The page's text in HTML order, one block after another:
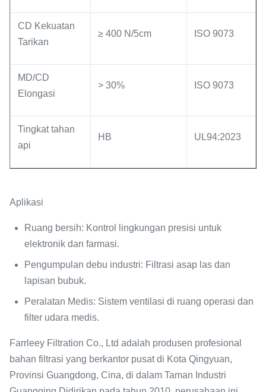
CD Kekuatan
Tarikan
≥ 400 N/5cm ISO 9073
MD/CD
Elongasi
> 30% ISO 9073
Tingkat tahan
api
HB UL94:2023
Aplikasi
Ruang bersih: Kontrol lingkungan presisi untuk
elektronik dan farmasi.
Pengumpulan debu industri: Filtrasi asap las dan
lapisan bubuk.
Peralatan Medis: Sistem ventilasi di ruang operasi dan
filter udara medis.
Farrleey Filtration Co., Ltd adalah produsen profesional
bahan filtrasi yang berkantor pusat di Kota Qingyuan,
Provinsi Guangdong, Cina, di dalam Taman Industri